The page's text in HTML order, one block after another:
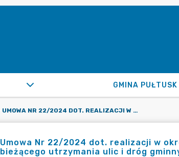
GMINA PUŁTUSK
UMOWA NR 22/2024 DOT. REALIZACJI W OKRESIE 1.01.-31.03.2024R. ZADANIA WŁASNEGO W ZAKRESIE BIEŻĄCEGO UTRZYMANIA ULIC I DRÓG GMINNYCH
Umowa Nr 22/2024 dot. realizacji w
bieżącego utrzymania ulic i dróg